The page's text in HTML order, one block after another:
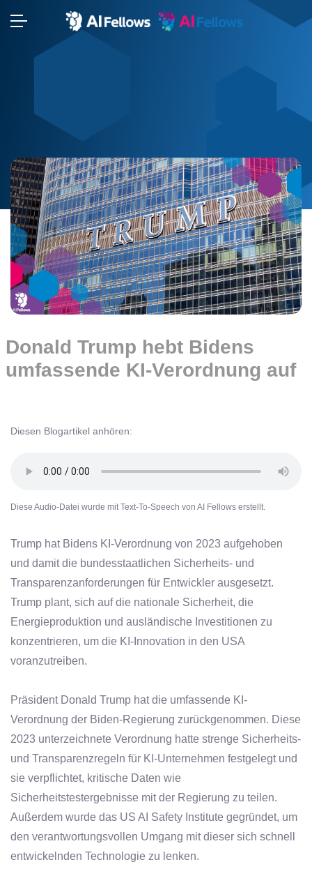
⬢
⬢
Donald Trump hebt Bidens
umfassende KI-Verordnung auf
Diesen Blogartikel anhören:
Diese Audio-Datei wurde mit Text-To-Speech von AI Fellows erstellt.
Trump hat Bidens KI-Verordnung von 2023 aufgehoben
und damit die bundesstaatlichen Sicherheits- und
Transparenzanforderungen für Entwickler ausgesetzt.
Trump plant, sich auf die nationale Sicherheit, die
Energieproduktion und ausländische Investitionen zu
konzentrieren, um die KI-Innovation in den USA
voranzutreiben.
Präsident Donald Trump hat die umfassende KI-
Verordnung der Biden-Regierung zurückgenommen. Diese
2023 unterzeichnete Verordnung hatte strenge Sicherheits-
und Transparenzregeln für KI-Unternehmen festgelegt und
sie verpflichtet, kritische Daten wie
Sicherheitstestergebnisse mit der Regierung zu teilen.
Außerdem wurde das US AI Safety Institute gegründet, um
den verantwortungsvollen Umgang mit dieser sich schnell
entwickelnden Technologie zu lenken.